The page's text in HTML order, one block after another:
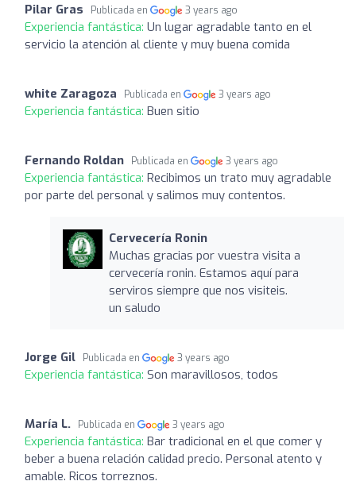
Pilar Gras Publicada en 3 years ago
Experiencia fantástica: Un lugar agradable tanto en el
servicio la atención al cliente y muy buena comida
white Zaragoza Publicada en 3 years ago
Experiencia fantástica: Buen sitio
Fernando Roldan Publicada en 3 years ago
Experiencia fantástica: Recibimos un trato muy agradable
por parte del personal y salimos muy contentos.
Cervecería Ronin
Muchas gracias por vuestra visita a
cervecería ronin. Estamos aquí para
serviros siempre que nos visiteis.
un saludo
Jorge Gil Publicada en 3 years ago
Experiencia fantástica: Son maravillosos, todos
María L. Publicada en 3 years ago
Experiencia fantástica: Bar tradicional en el que comer y
beber a buena relación calidad precio. Personal atento y
amable. Ricos torreznos.